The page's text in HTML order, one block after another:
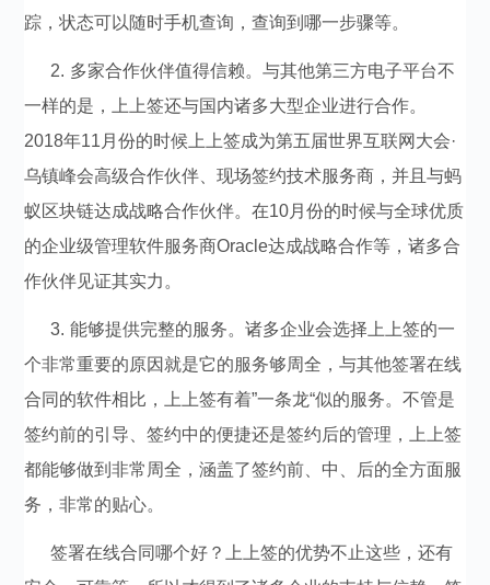
踪，状态可以随时手机查询，查询到哪一步骤等。
2. 多家合作伙伴值得信赖。与其他第三方电子平台不
一样的是，上上签还与国内诸多大型企业进行合作。
2018年11月份的时候上上签成为第五届世界互联网大会·
乌镇峰会高级合作伙伴、现场签约技术服务商，并且与蚂
蚁区块链达成战略合作伙伴。在10月份的时候与全球优质
的企业级管理软件服务商Oracle达成战略合作等，诸多合
作伙伴见证其实力。
3.能够提供完整的服务。诸多企业会选择上上签的一
个非常重要的原因就是它的服务够周全，与其他签署在线
合同的软件相比，上上签有着”一条龙“似的服务。不管是
签约前的引导、签约中的便捷还是签约后的管理，上上签
都能够做到非常周全，涵盖了签约前、中、后的全方面服
务，非常的贴心。
签署在线合同哪个好？上上签的优势不止这些，还有